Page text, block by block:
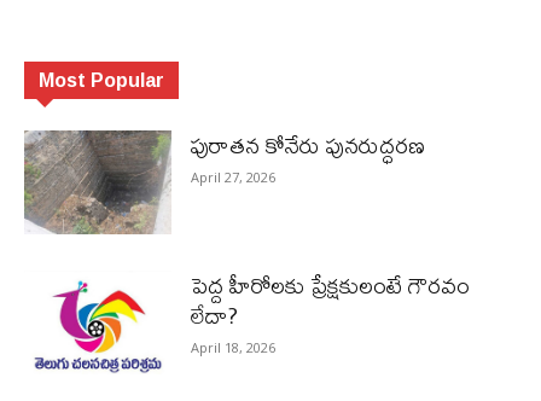
Most Popular
పురాత‌న కోనేరు పున‌రుద్ధ‌ర‌ణ
April 27, 2026
పెద్ద హీరోల‌కు ప్రేక్ష‌కులంటే గౌర‌వం
లేదా?
April 18, 2026